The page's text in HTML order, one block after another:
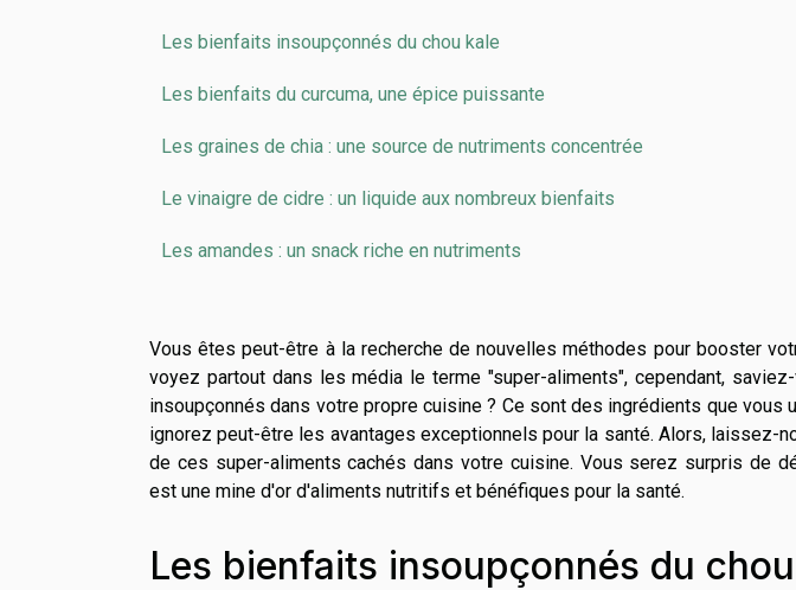
Les bienfaits insoupçonnés du chou kale
Les bienfaits du curcuma, une épice puissante
Les graines de chia : une source de nutriments concentrée
Le vinaigre de cidre : un liquide aux nombreux bienfaits
Les amandes : un snack riche en nutriments
Vous êtes peut-être à la recherche de nouvelles méthodes pour booster
voyez partout dans les média le terme "super-aliments", cependant,
insoupçonnés dans votre propre cuisine ? Ce sont des ingrédients que vous
ignorez peut-être les avantages exceptionnels pour la santé. Alors, laissez-
de ces super-aliments cachés dans votre cuisine. Vous serez surpris de
est une mine d'or d'aliments nutritifs et bénéfiques pour la santé.
Les bienfaits insoupçonnés du